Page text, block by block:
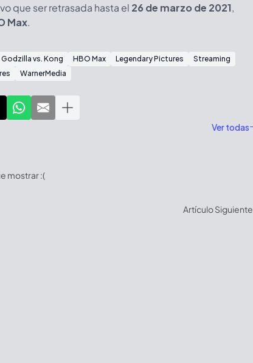
que ser retrasada hasta el 26 de marzo de 2021,
Max.
Godzilla vs. Kong HBO Max Legendary Pictures
Streaming
WarnerMedia
Ver todas
mostrar :(
Artículo Siguiente